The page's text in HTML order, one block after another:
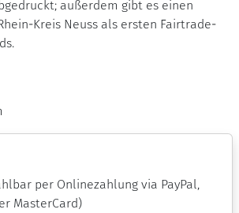
außerdem gibt es einen
Kreis Neuss als ersten Fairtrade-
per Onlinezahlung via PayPal,
MasterCard)